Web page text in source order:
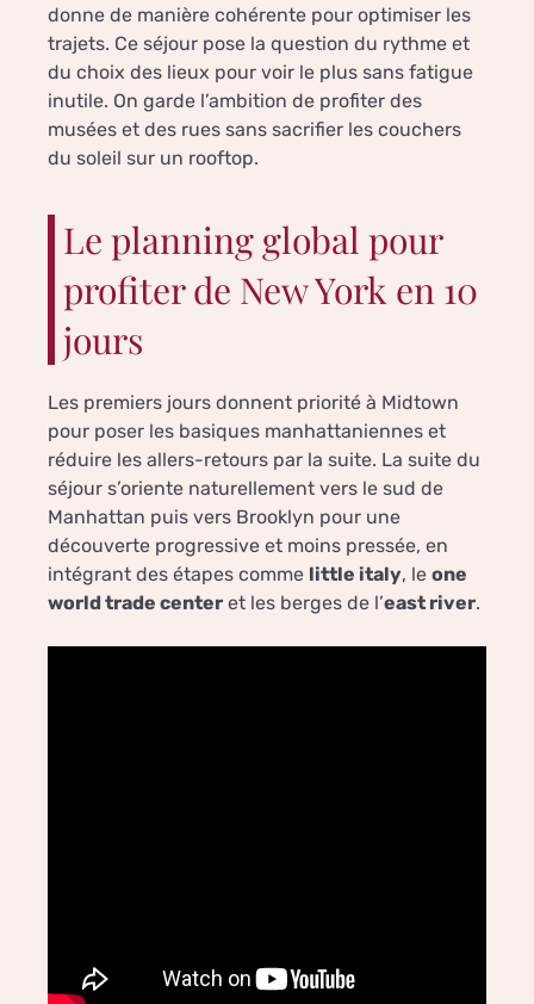
donne de manière cohérente pour optimiser les
trajets. Ce séjour pose la question du rythme et
du choix des lieux pour voir le plus sans fatigue
inutile. On garde l’ambition de profiter des
musées et des rues sans sacrifier les couchers
du soleil sur un rooftop.
Le planning global pour
profiter de New York en 10
jours
Les premiers jours donnent priorité à Midtown
pour poser les basiques manhattaniennes et
réduire les allers-retours par la suite. La suite du
séjour s’oriente naturellement vers le sud de
Manhattan puis vers Brooklyn pour une
découverte progressive et moins pressée, en
intégrant des étapes comme little italy, le one
world trade center et les berges de l’east river.